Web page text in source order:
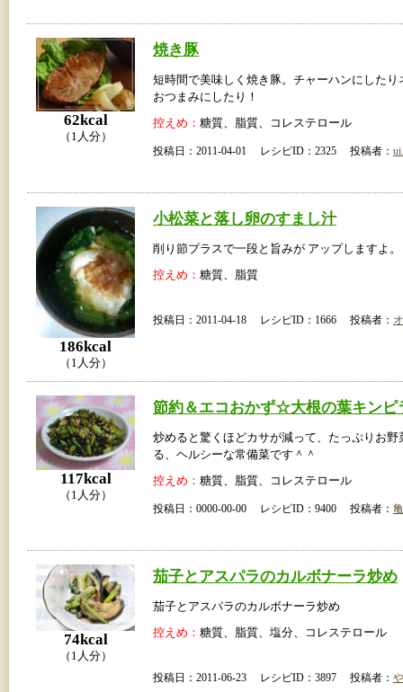
62kcal
（1人分）
焼き豚
短時間で美味しく焼き豚。チャーハンにしたり
おつまみにしたり！
控えめ： 糖質、脂質、コレステロール
投稿日：2011-04-01 レシピID：2325 投稿者：
186kcal
（1人分）
小松菜と落し卵のすまし汁
削り節プラスで一段と旨みが アップしますよ。
控えめ： 糖質、脂質
投稿日：2011-04-18 レシピID：1666 投稿者：
117kcal
（1人分）
節約＆エコおかず☆大根の葉キンピ
炒めると驚くほどカサが減って、たっぷりお野
る、ヘルシーな常備菜です＾＾
控えめ： 糖質、脂質、コレステロール
投稿日：0000-00-00 レシピID：9400 投稿者：
74kcal
（1人分）
茄子とアスパラのカルボナーラ炒め
茄子とアスパラのカルボナーラ炒め
控えめ： 糖質、脂質、塩分、コレステロール
投稿日：2011-06-23 レシピID：3897 投稿者：